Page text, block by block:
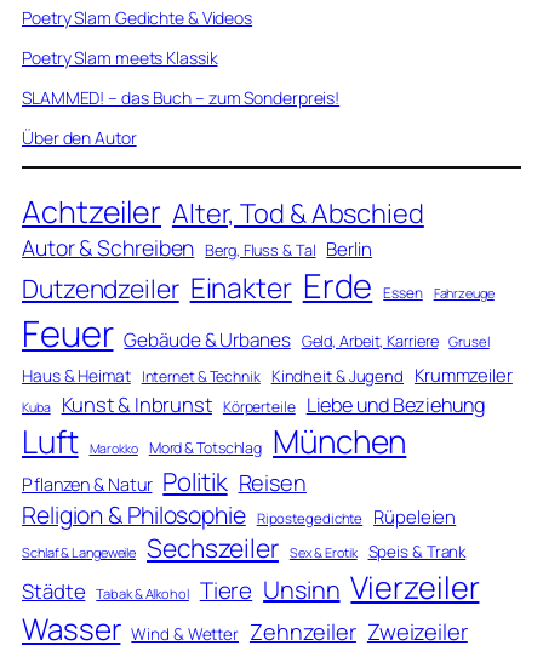
Poetry Slam Gedichte & Videos
Poetry Slam meets Klassik
SLAMMED! – das Buch – zum Sonderpreis!
Über den Autor
Achtzeiler Alter, Tod & Abschied
Autor & Schreiben Berg, Fluss & Tal Berlin
Dutzendzeiler Einakter Erde Essen Fahrzeuge
Feuer Gebäude & Urbanes Geld, Arbeit, Karriere Grusel
Haus & Heimat Internet & Technik Kindheit & Jugend Krummzeiler
Kuba Kunst & Inbrunst Körperteile Liebe und Beziehung
Luft Marokko Mord & Totschlag München
Pflanzen & Natur Politik Reisen
Religion & Philosophie Ripostegedichte Rüpeleien
Schlaf & Langeweile Sechszeiler Sex & Erotik Speis & Trank
Städte Tabak & Alkohol Tiere Unsinn Vierzeiler
Wasser Wind & Wetter Zehnzeiler Zweizeiler